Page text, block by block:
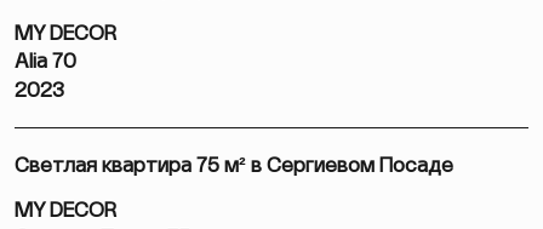
MY DECOR
Alia 70
2023
Светлая квартира 75 м² в Сергиевом Посаде
MY DECOR